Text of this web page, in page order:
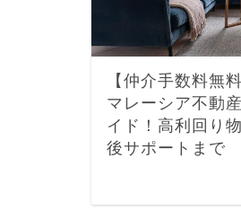
【仲介手数料無
マレーシア不動
イド！高利回り
後サポートまで